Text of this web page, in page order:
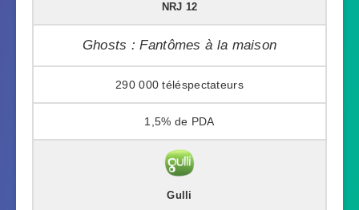
NRJ 12
Ghosts : Fantômes à la maison
290 000
1,5%
Gulli